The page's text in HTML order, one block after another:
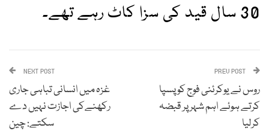
30 سال قید کی سزا کاٹ رہے تھے۔
روس نے یوکرئنی فوج کو پسپا
کرتے ہوئے اہم شہر پر قبضہ
کرلیا
NEXT POST
غزہ میں انسانی تباہی جاری
رکھنےکی اجازت نہیں دے
سکتے: چین